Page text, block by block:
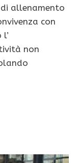
allenamento
con
non